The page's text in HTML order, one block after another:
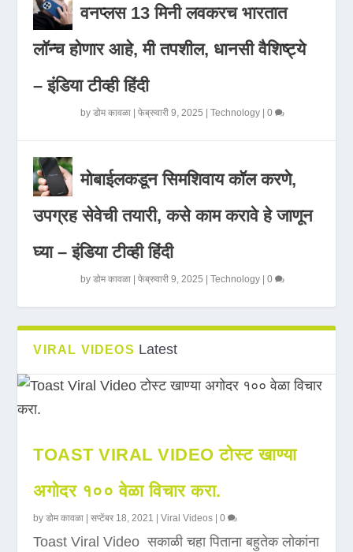
वनप्लस 13 मिनी लवकरच भारतात
लॉन्च होणार आहे, मी तपशील, धानसी वैशिष्ट्ये
– इंडिया टीव्ही हिंदी
byडोम कावळा |फेब्रुवारी 9, 2025 |Technology |0
मोबाईलकडून सिमशिवाय कॉल करणे,
उपग्रह सेवेची तयारी, कसे काम करावे हे जाणून
घ्या – इंडिया टीव्ही हिंदी
byडोम कावळा |फेब्रुवारी 9, 2025 |Technology |0
VIRAL VIDEOS Latest
TOAST VIRAL VIDEO टोस्ट खाण्या
अगोदर १०० वेळा विचार करा.
byडोम कावळा |सप्टेंबर 18, 2021 |Viral Videos |0
Toast Viral Video सकाळी चहा पिताना बहुतेक लोकांना